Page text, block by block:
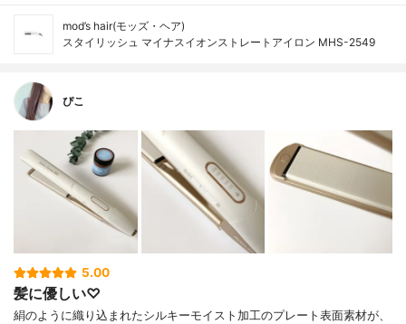
mod’s hair(モッズ・ヘア)
スタイリッシュ マイナスイオンストレートアイロン MHS-2549
ぴこ
5.00
髪に優しい♡
絹のように織り込まれたシルキーモイスト加工のプレート表面素材が、